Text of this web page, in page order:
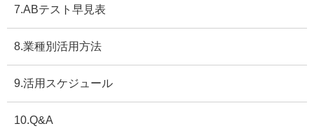
7.ABテスト早見表
8.業種別活用方法
9.活用スケジュール
10.Q&A